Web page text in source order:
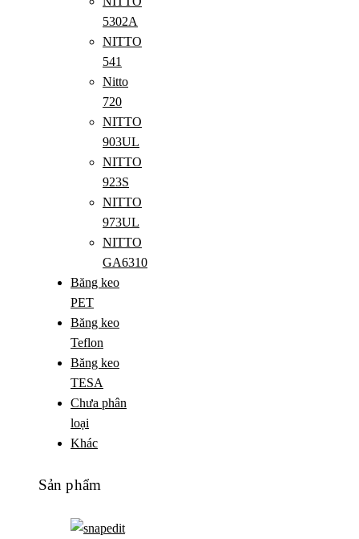
5302A
NITTO
541
Nitto
720
NITTO
903UL
NITTO
923S
NITTO
973UL
NITTO
GA6310
Băng keo
PET
Băng keo
Teflon
Băng keo
TESA
Chưa phân
loại
Khác
Sản phẩm